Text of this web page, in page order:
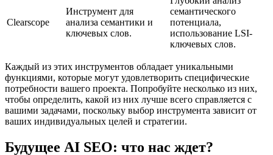
Clearscope
Инструмент для
анализа семантики и
ключевых слов.
семантического
потенциала,
использование LSI-
ключевых слов.
Каждый из этих инструментов обладает уникальными
функциями, которые могут удовлетворить специфические
потребности вашего проекта. Попробуйте несколько из них,
чтобы определить, какой из них лучше всего справляется с
вашими задачами, поскольку выбор инструмента зависит от
ваших индивидуальных целей и стратегии.
Будущее AI SEO: что нас ждет?